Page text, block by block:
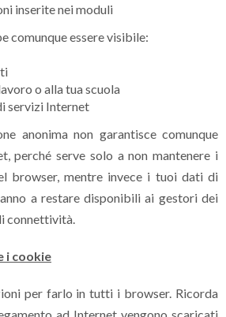
inserite nei moduli
comunque essere visibile:
o alla tua scuola
servizi Internet
anonima non garantisce comunque
perché serve solo a non mantenere i
browser, mentre invece i tuoi dati di
a restare disponibili ai gestori dei
connettività.
i cookie
per farlo in tutti i browser. Ricorda